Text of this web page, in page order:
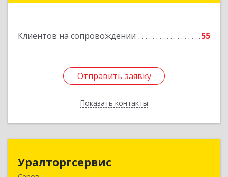
Клиентов на сопровождении 55
Отправить заявку
Показать контакты
Отправить заявку
Назад
Уралторгсервис